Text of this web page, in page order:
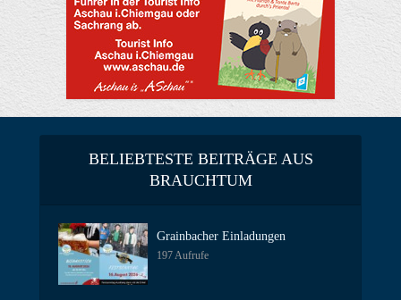
BELIEBTESTE BEITRÄGE AUS
BRAUCHTUM
Grainbacher Einladungen
197 Aufrufe